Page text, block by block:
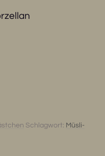
Schlagwort: Müsli-